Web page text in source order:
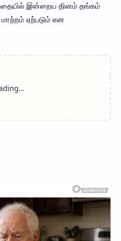
இன்றைய தினம் தங்கம்
ஏற்படும் என